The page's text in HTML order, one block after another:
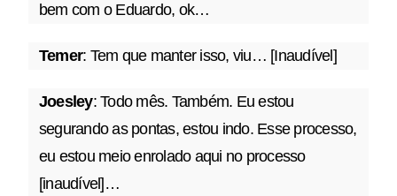
bem com o Eduardo, ok…
Temer: Tem que manter isso, viu… [Inaudível]
Joesley: Todo mês. Também. Eu estou
segurando as pontas, estou indo. Esse processo,
eu estou meio enrolado aqui no processo
[inaudível]…